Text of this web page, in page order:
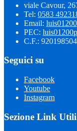
viale Cavour,
Tel: 0583
Email:
PEC:
C.F.:
Seguici su
Facebook
Youtube
Instagram
Sezione Link Utili